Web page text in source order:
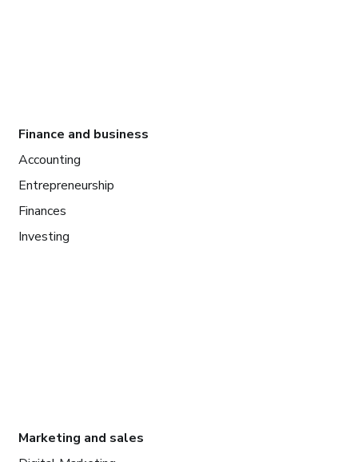
Finance and business
Accounting
Entrepreneurship
Finances
Investing
Marketing and sales